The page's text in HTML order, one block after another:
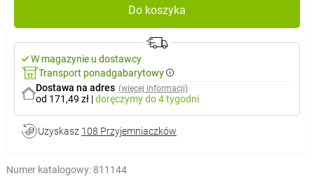
Do koszyka
W magazynie u dostawcy
Transport ponadgabarytowy
Dostawa na adres (więcej informacji)
od 171,49 zł |doręczymydo 4 tygodni
Uzyskasz 108 Przyjemniaczków
Numer katalogowy: 811144